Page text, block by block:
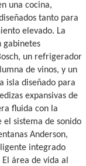
una cocina,
tanto para
elevado. La
gabinetes
un refrigerador
de vinos, y un
isla diseñado para
expansivas de
fluida con la
sistema de sonido
Anderson,
integrado
área de vida al